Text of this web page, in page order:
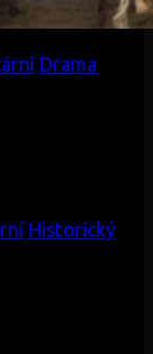
Drama
Historický